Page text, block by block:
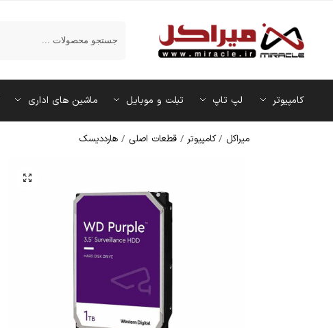
کامپیوتر لپ تاپ تبلت و موبایل ماشین‌ های اداری
میراکل /کامپیوتر /قطعات اصلی /هارددیسک